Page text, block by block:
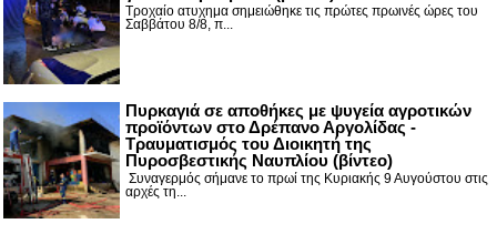
Τροχαίο ατυχημα σημειώθηκε τις πρώτες πρωινές ώρες του
Σαββάτου 8/8, π...
Πυρκαγιά σε αποθήκες με ψυγεία αγροτικών
προϊόντων στο Δρέπανο Αργολίδας -
Τραυματισμός του Διοικητή της
Πυροσβεστικής Ναυπλίου (βίντεο)
Συναγερμός σήμανε το πρωί της Κυριακής 9 Αυγούστου στις
αρχές τη...